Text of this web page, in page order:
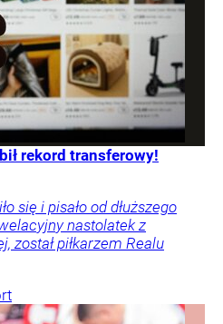
rekord transferowy!
się i pisało od dłuższego
nastolatek z
został piłkarzem Realu